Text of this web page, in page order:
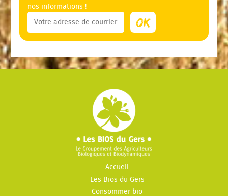
nos informations !
Accueil
Les Bios du Gers
Consommer bio